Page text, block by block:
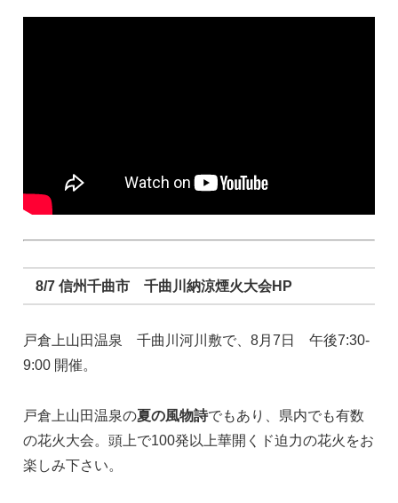
8/7 信州千曲市 千曲川納涼煙火大会HP
戸倉上山田温泉 千曲川河川敷で、8月7日 午後7:30-
9:00 開催。
戸倉上山田温泉の夏の風物詩でもあり、県内でも有数
の花火大会。頭上で100発以上華開くド迫力の花火をお
楽しみ下さい。